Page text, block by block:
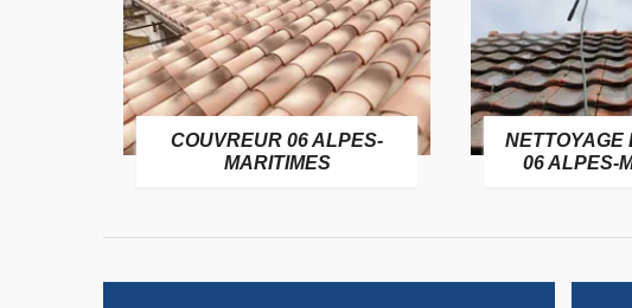
COUVREUR 06 ALPES-
MARITIMES
NETTOYAGE
06 ALPES-